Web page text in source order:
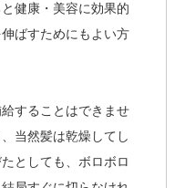
健康・美容に効果的
ばすためにもよい方
することはできませ
当然髪は乾燥してし
としても、ボロボロ